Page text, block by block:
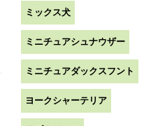
ミックス犬
ミニチュアシュナウザー
ミニチュアダックスフント
ヨークシャーテリア